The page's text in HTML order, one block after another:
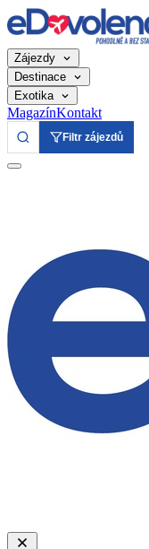
Zájezdy
Destinace
Exotika
MagazínKontakt
Filtr zájezdů